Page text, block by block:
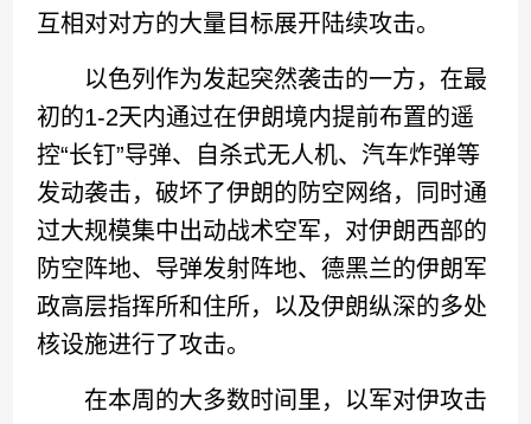
互相对对方的大量目标展开陆续攻击。
以色列作为发起突然袭击的一方，在最
初的1-2天内通过在伊朗境内提前布置的遥
控“长钉”导弹、自杀式无人机、汽车炸弹等
发动袭击，破坏了伊朗的防空网络，同时通
过大规模集中出动战术空军，对伊朗西部的
防空阵地、导弹发射阵地、德黑兰的伊朗军
政高层指挥所和住所，以及伊朗纵深的多处
核设施进行了攻击。
在本周的大多数时间里，以军对伊攻击